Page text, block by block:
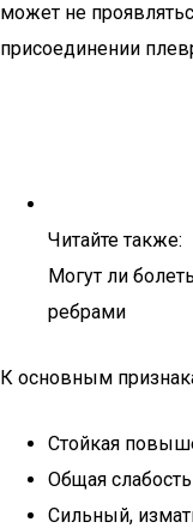
может не
присоединении
Читайте также:
Могут ли
ребрами
К основным
Стойкая
Общая
Сильный,